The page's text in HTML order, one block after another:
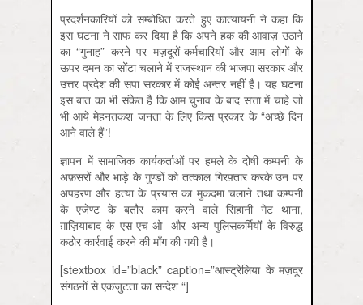
प्रदर्शनकारियों को सम्बोधित करते हुए कात्यायनी ने कहा कि
इस घटना ने साफ कर दिया है कि अपने हक़ की आवाज़ उठाने
का “गुनाह” करने पर मज़दूरों-कर्मचारियों और आम लोगों के
ऊपर दमन का सोंटा चलाने में राजस्थान की भाजपा सरकार और
उत्तर प्रदेश की सपा सरकार में कोई अन्तर नहीं है। यह घटना
इस बात का भी संकेत है कि आम चुनाव के बाद सत्ता में चाहे जो
भी आये मेहनतकश जनता के लिए किस प्रकार के “अच्छे दिन
आने वाले हैं”!
ज्ञापन में सामाजिक कार्यकर्ताओं पर हमले के दोषी कम्पनी के
अफ़सरों और भाड़े के गुण्डों को तत्काल गिरफ़्तार करके उन पर
अपहरण और हत्या के प्रयास का मुकदमा चलाने तथा कम्पनी
के एजेण्ट के बतौर काम करने वाले सिहानी गेट थाना,
ग़ाज़ियाबाद के एस-एच-ओ- और अन्य पुलिसकर्मियों के विरुद्ध
कठोर कार्रवाई करने की माँग की गयी है।
[stextbox id=”black” caption=”आस्ट्रेलिया के मज़दूर
संगठनों से एकजुटता का सन्देश “]